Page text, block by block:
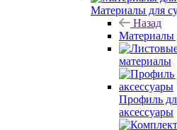
Материалы для
Назад
Материалы
материалы
Профиль
аксессуары